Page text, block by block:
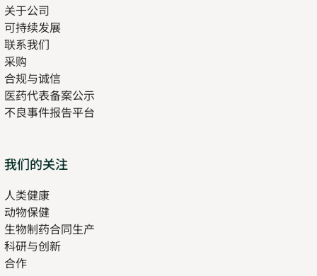
关于公司
可持续发展
联系我们
采购
合规与诚信
医药代表备案公示
不良事件报告平台
我们的关注
人类健康
new
tab
动物保健
生物制药合同生产
科研与创新
合作